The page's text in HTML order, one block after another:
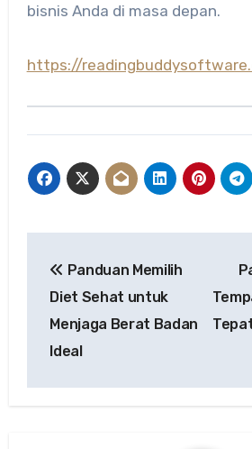
bisnis Anda di masa depan.
https://
navigation
Panduan Memilih
Diet Sehat untuk
Menjaga Berat Badan
Ideal